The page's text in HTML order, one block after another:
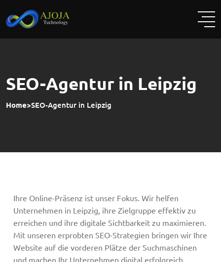
SEO-Agentur in Leipzig
Home>SEO-Agentur in Leipzig
Ihre Online-Präsenz ist unser Fokus. Wir helfen
Unternehmen in Leipzig, ihre Zielgruppe effektiv zu
erreichen und ihre digitale Sichtbarkeit zu maximieren.
Mit unseren erprobten SEO-Strategien bringen wir Ihre
Website auf die vorderen Plätze der Suchmaschinen
und machen Ihr Unternehmen digital erfolgreich.